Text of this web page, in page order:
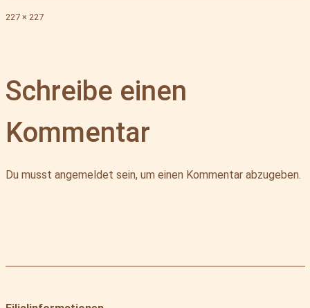
Originalgröße
227 × 227
Schreibe einen
Kommentar
Du musst angemeldet sein, um einen Kommentar abzugeben.